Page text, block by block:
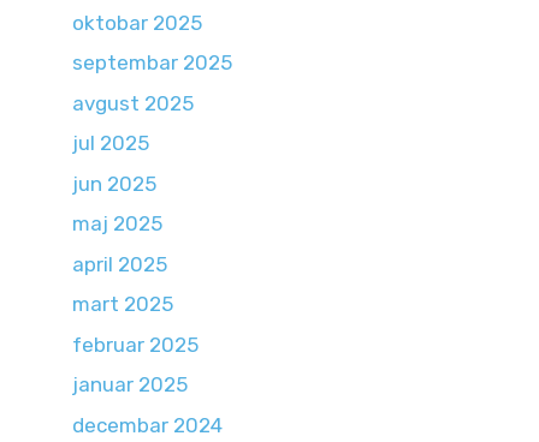
oktobar 2025
septembar 2025
avgust 2025
jul 2025
jun 2025
maj 2025
april 2025
mart 2025
februar 2025
januar 2025
decembar 2024